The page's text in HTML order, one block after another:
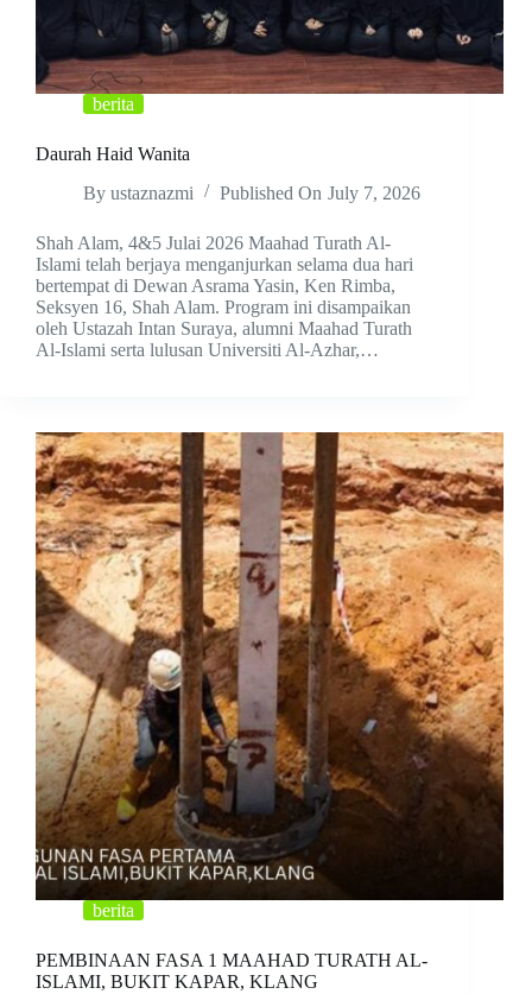
berita
Daurah Haid Wanita
By ustaznazmi Published On July 7, 2026
Shah Alam, 4&5 Julai 2026 Maahad Turath Al-
Islami telah berjaya menganjurkan selama dua hari
bertempat di Dewan Asrama Yasin, Ken Rimba,
Seksyen 16, Shah Alam. Program ini disampaikan
oleh Ustazah Intan Suraya, alumni Maahad Turath
Al-Islami serta lulusan Universiti Al-Azhar,…
berita
PEMBINAAN FASA 1 MAAHAD TURATH AL-
ISLAMI, BUKIT KAPAR, KLANG